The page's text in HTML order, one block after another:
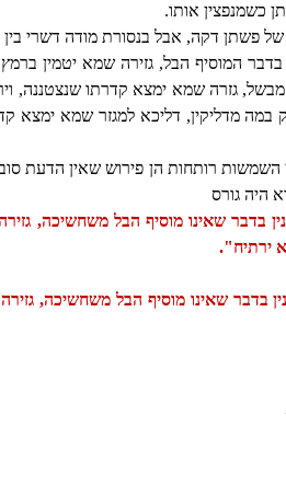
כשמנפצין אותו.
פשתן דקה, אבל בנסורת מודה דשרי בין
בדבר המוסיף הבל, גזירה שמא יטמין
גזרה שמא ימצא קדרתו שנצטננה,
במה מדליקין, דליכא למגזר שמא ימצא
רותחות הן פירוש שאין הדעת
היה גורס
בדבר שאינו מוסיף הבל משחשיכה,
ירתיח".
בדבר שאינו מוסיף הבל משחשיכה,